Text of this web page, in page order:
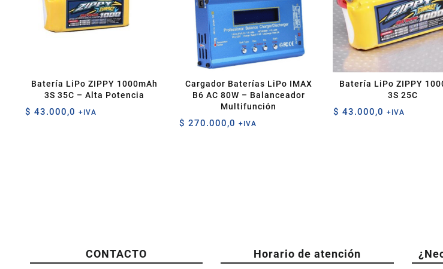
Batería LiPo ZIPPY 1000mAh
3S 35C – Alta Potencia
$ 43.000,0 +IVA
Cargador Baterías LiPo IMAX
B6 AC 80W – Balanceador
Multifunción
$ 270.000,0 +IVA
Batería LiPo ZIPPY
3S 25C
$ 43.000,0 +IVA
CONTACTO Horario de atención